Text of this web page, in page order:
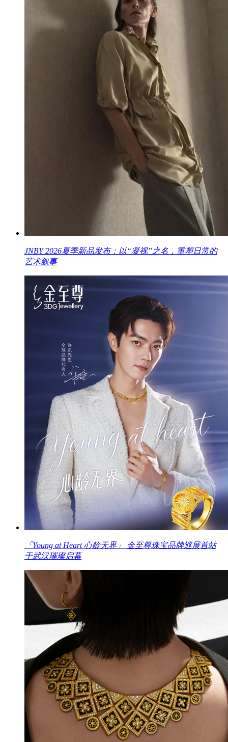
JNBY 2026夏季新品发布：以“凝视”之名，重塑日常的
艺术叙事
「Young at Heart 心龄无界」 金至尊珠宝品牌巡展首站
于武汉璀璨启幕